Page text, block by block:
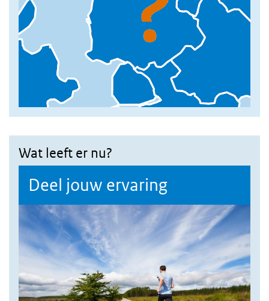
Wat leeft er nu?
Deel jouw ervaring